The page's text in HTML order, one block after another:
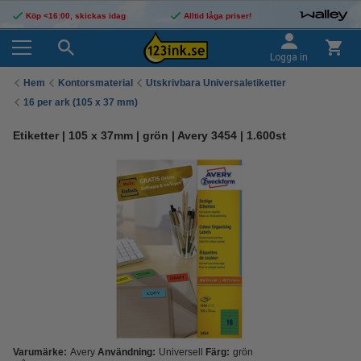
Köp <16:00, skickas idag Alltid låga priser!
Logga in
Hem Kontorsmaterial
Utskrivbara Universaletiketter
16 per ark (105 x 37 mm)
Etiketter | 105 x 37mm | grön | Avery 3454 | 1.600st
Varumärke: Avery Användning: Universell Färg: grön